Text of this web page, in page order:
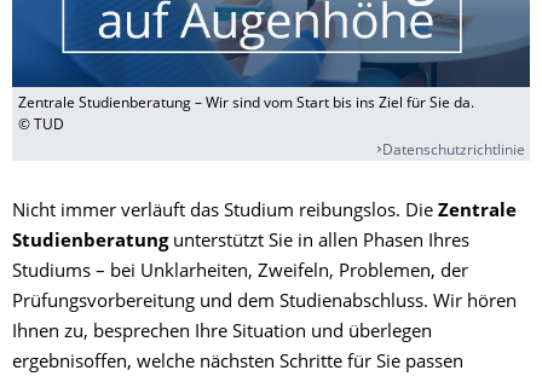
Zentrale Studienberatung – Wir sind vom Start bis ins Ziel für Sie da.
© TUD
Datenschutzrichtlinie
Nicht immer verläuft das Studium reibungslos. Die Zentrale
Studienberatungunterstützt Sie in allen Phasen Ihres
Studiums – bei Unklarheiten, Zweifeln, Problemen, der
Prüfungsvorbereitung und dem Studienabschluss. Wir hören
Ihnen zu, besprechen Ihre Situation und überlegen
ergebnisoffen, welche nächsten Schritte für Sie passen